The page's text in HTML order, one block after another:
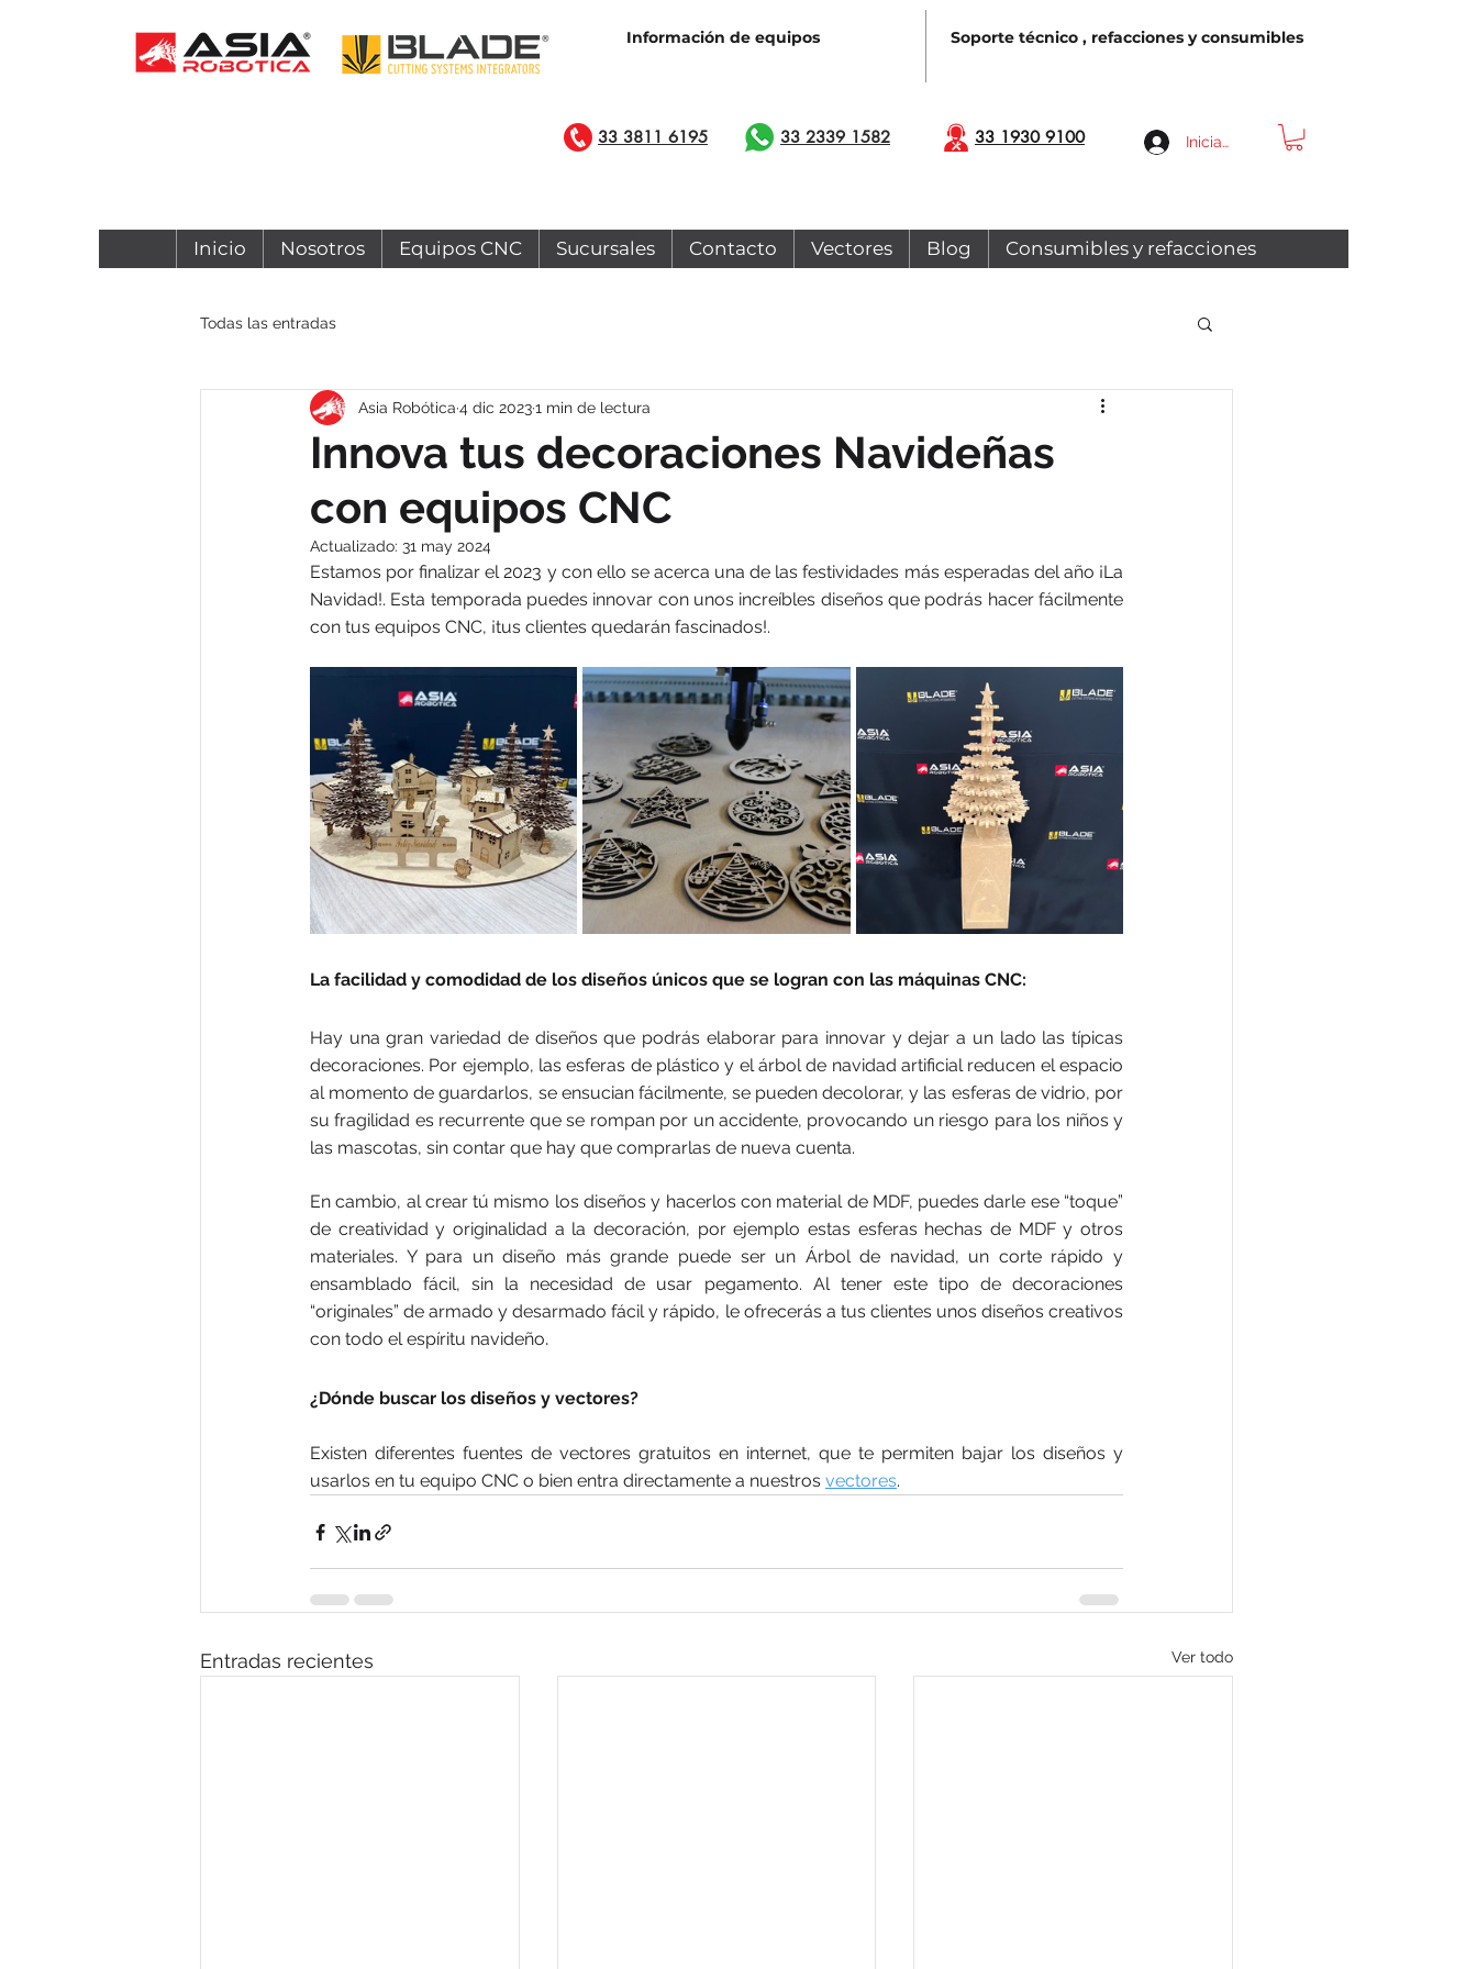
Información de equipos Soporte técnico , refacciones y consumibles
33 2339 1582
33 3811 6195 33 1930 9100 Iniciar sesión
Inicio Nosotros Equipos CNC Sucursales Contacto Vectores Blog Consumibles y refacciones
Todas las entradas
Innova tus decoraciones Navideñas
con equipos CNC
Asia Robótica 4 dic 20231 min de lectura
Actualizado: 31 may 2024
Estamos por finalizar el 2023 y con ello se acerca una de las festividades más esperadas del año ¡La
Navidad!. Esta temporada puedes innovar con unos increíbles diseños que podrás hacer fácilmente
con tus equipos CNC, ¡tus clientes quedarán fascinados!.
La facilidad y comodidad de los diseños únicos que se logran con las máquinas CNC:
Hay una gran variedad de diseños que podrás elaborar para innovar y dejar a un lado las típicas
decoraciones. Por ejemplo, las esferas de plástico y el árbol de navidad artificial reducen el espacio
al momento de guardarlos, se ensucian fácilmente, se pueden decolorar, y las esferas de vidrio, por
su fragilidad es recurrente que se rompan por un accidente, provocando un riesgo para los niños y
las mascotas, sin contar que hay que comprarlas de nueva cuenta.
En cambio, al crear tú mismo los diseños y hacerlos con material de MDF, puedes darle ese “toque”
de creatividad y originalidad a la decoración, por ejemplo estas esferas hechas de MDF y otros
materiales. Y para un diseño más grande puede ser un Árbol de navidad, un corte rápido y
ensamblado fácil, sin la necesidad de usar pegamento. Al tener este tipo de decoraciones
“originales” de armado y desarmado fácil y rápido, le ofrecerás a tus clientes unos diseños creativos
con todo el espíritu navideño.
¿Dónde buscar los diseños y vectores?
Existen diferentes fuentes de vectores gratuitos en internet, que te permiten bajar los diseños y
usarlos en tu equipo CNC o bien entra directamente a nuestros vectores.
Entradas recientes Ver todo